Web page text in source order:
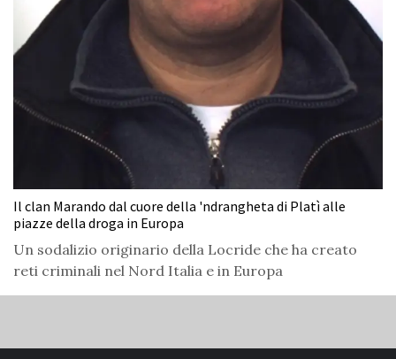
Il clan Marando dal cuore della 'ndrangheta di Platì alle
piazze della droga in Europa
Un sodalizio originario della Locride che ha creato
reti criminali nel Nord Italia e in Europa